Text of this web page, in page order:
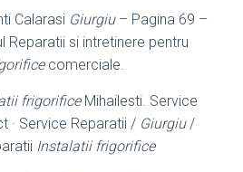
Calarasi Giurgiu– Pagina 69 –
Reparatii si intretinere pentru
comerciale.
frigorificeMihailesti. Service
· Service Reparatii / Giurgiu/
Instalatii frigorifice